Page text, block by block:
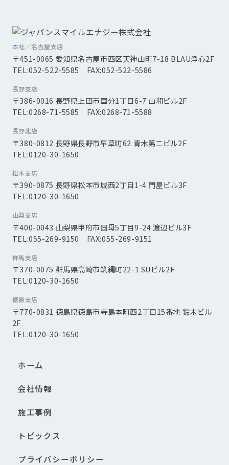
本社／名古屋支店
〒451-0065 愛知県名古屋市西区天神山町7-18 BLAU浄心2F
TEL:052-522-5585 FAX:052-522-5586
長野支店
〒386-0016 長野県上田市国分1丁目6-7 山和ビル2F
TEL:0268-71-5585 FAX:0268-71-5588
長野北店
〒380-0812 長野県長野市早草町62 青木第二ビル2F
TEL:0120-30-1650
松本支店
〒390-0875 長野県松本市城西2丁目1-4 門屋ビル3F
TEL:0120-30-1650
山梨支店
〒400-0043 山梨県甲府市国母5丁目9-24 渡辺ビル3F
TEL:055-269-9150 FAX:055-269-9151
群馬支店
〒370-0075 群馬県高崎市筑縄町22-1 SUビル2F
TEL:0120-30-1650
徳島支店
〒770-0831 徳島県徳島市寺島本町西2丁目15番地 鈴木ビル
2F
TEL:0120-30-1650
ホーム
会社情報
施工事例
トピックス
プライバシーポリシー